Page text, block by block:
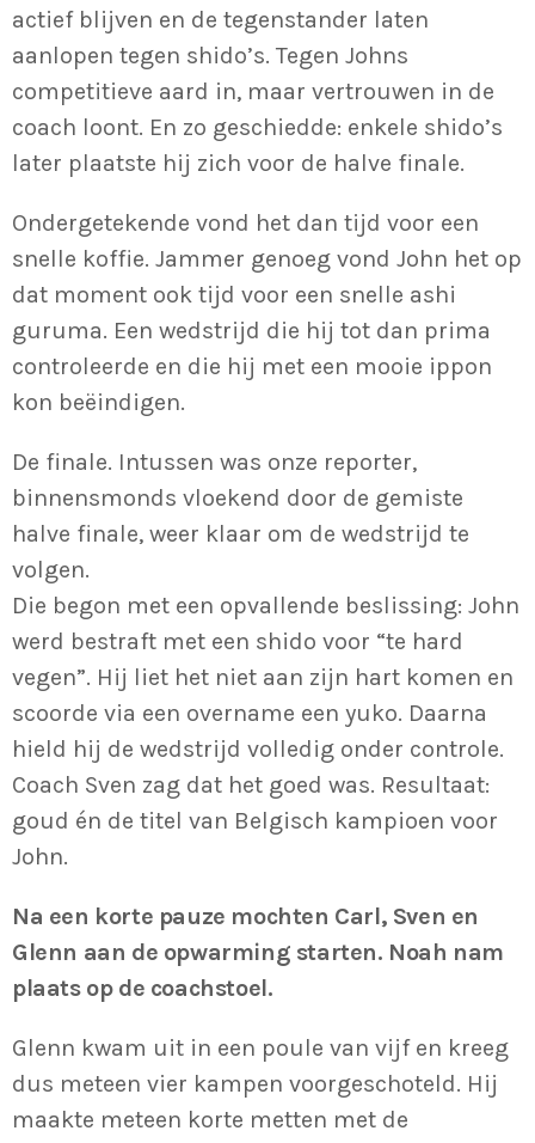
actief blijven en de tegenstander laten
aanlopen tegen shido’s. Tegen Johns
competitieve aard in, maar vertrouwen in de
coach loont. En zo geschiedde: enkele shido’s
later plaatste hij zich voor de halve finale.
Ondergetekende vond het dan tijd voor een
snelle koffie. Jammer genoeg vond John het op
dat moment ook tijd voor een snelle ashi
guruma. Een wedstrijd die hij tot dan prima
controleerde en die hij met een mooie ippon
kon beëindigen.
De finale. Intussen was onze reporter,
binnensmonds vloekend door de gemiste
halve finale, weer klaar om de wedstrijd te
volgen.
Die begon met een opvallende beslissing: John
werd bestraft met een shido voor “te hard
vegen”. Hij liet het niet aan zijn hart komen en
scoorde via een overname een yuko. Daarna
hield hij de wedstrijd volledig onder controle.
Coach Sven zag dat het goed was. Resultaat:
goud én de titel van Belgisch kampioen voor
John.
Na een korte pauze mochten Carl, Sven en
Glenn aan de opwarming starten. Noah nam
plaats op de coachstoel.
Glenn kwam uit in een poule van vijf en kreeg
dus meteen vier kampen voorgeschoteld. Hij
maakte meteen korte metten met de